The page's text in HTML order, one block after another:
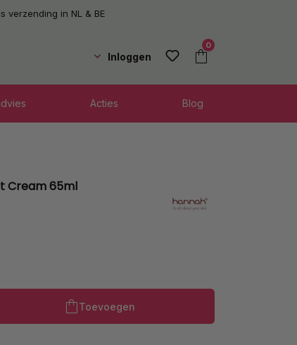
verzending in NL & BE
Inloggen
0
Acties Blog
Cream 65ml
Voer de
Toevoegen